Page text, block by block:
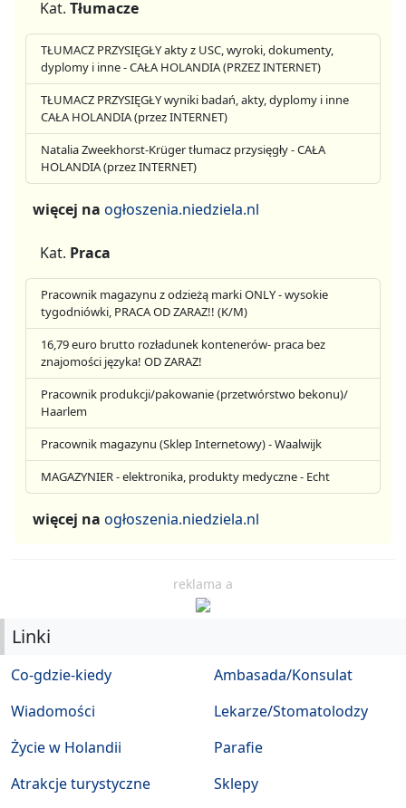
Kat. Tłumacze
TŁUMACZ PRZYSIĘGŁY akty z USC, wyroki, dokumenty,
dyplomy i inne - CAŁA HOLANDIA (PRZEZ INTERNET)
TŁUMACZ PRZYSIĘGŁY wyniki badań, akty, dyplomy i inne
CAŁA HOLANDIA (przez INTERNET)
Natalia Zweekhorst-Krüger tłumacz przysięgły - CAŁA
HOLANDIA (przez INTERNET)
więcej na ogłoszenia.niedziela.nl
Kat. Praca
Pracownik magazynu z odzieżą marki ONLY - wysokie
tygodniówki, PRACA OD ZARAZ!! (K/M)
16,79 euro brutto rozładunek kontenerów- praca bez
znajomości języka! OD ZARAZ!
Pracownik produkcji/pakowanie (przetwórstwo bekonu)/
Haarlem
Pracownik magazynu (Sklep Internetowy) - Waalwijk
MAGAZYNIER - elektronika, produkty medyczne - Echt
więcej na ogłoszenia.niedziela.nl
reklama a
Linki
Co-gdzie-kiedy
Wiadomości
Życie w Holandii
Atrakcje turystyczne
Ambasada/Konsulat
Lekarze/Stomatolodzy
Parafie
Sklepy